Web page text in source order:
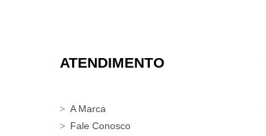
ATENDIMENTO
A Marca
Fale Conosco